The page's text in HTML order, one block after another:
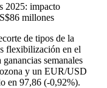
2025: impacto
millones
de tipos de la
flexibilización en el
semanales
y un EUR/USD
en 97,86 (-0,92%).